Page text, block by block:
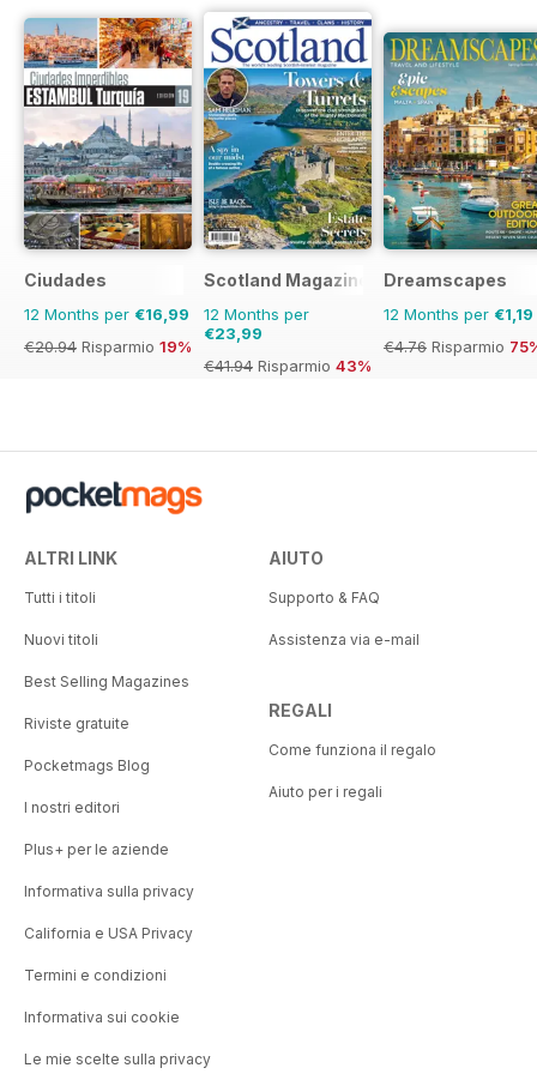
Ciudades
12 Months per €16,99
€20.94 Risparmio 19%
Scotland Magazine
12 Months per
€23,99
€41.94 Risparmio 43%
Dreamscapes
12 Months per €1,19
€4.76 Risparmio
ALTRI LINK
Tutti i titoli
Nuovi titoli
Best Selling Magazines
Riviste gratuite
Pocketmags Blog
I nostri editori
Plus+ per le aziende
Informativa sulla privacy
California e USA Privacy
Termini e condizioni
Informativa sui cookie
Le mie scelte sulla privacy
AIUTO
Supporto & FAQ
Assistenza via e-mail
REGALI
Come funziona il regalo
Aiuto per i regali